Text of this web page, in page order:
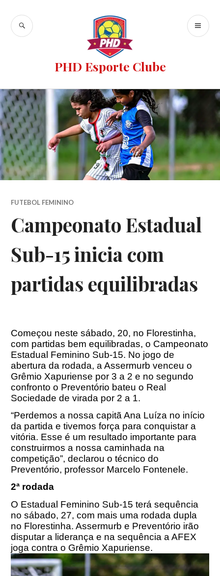
PHD Esporte Clube
FUTEBOL FEMININO
Campeonato Estadual
Sub-15 inicia com
partidas equilibradas
Começou neste sábado, 20, no Florestinha,
com partidas bem equilibradas, o Campeonato
Estadual Feminino Sub-15. No jogo de
abertura da rodada, a Assermurb venceu o
Grêmio Xapuriense por 3 a 2 e no segundo
confronto o Preventório bateu o Real
Sociedade de virada por 2 a 1.
“Perdemos a nossa capitã Ana Luíza no início
da partida e tivemos força para conquistar a
vitória. Esse é um resultado importante para
construirmos a nossa caminhada na
competição”, declarou o técnico do
Preventório, professor Marcelo Fontenele.
2ª rodada
O Estadual Feminino Sub-15 terá sequência
no sábado, 27, com mais uma rodada dupla
no Florestinha. Assermurb e Preventório irão
disputar a liderança e na sequência a AFEX
joga contra o Grêmio Xapuriense.